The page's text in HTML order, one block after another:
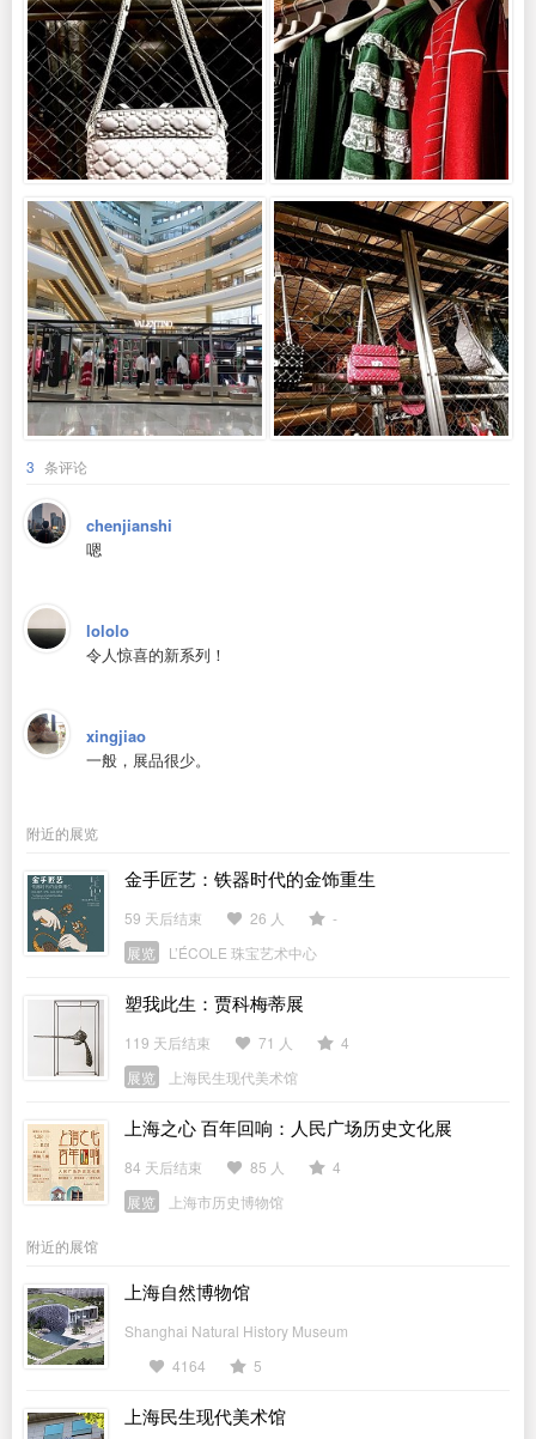
3 条评论
chenjianshi
嗯
lololo
令人惊喜的新系列！
xingjiao
一般，展品很少。
附近的展览
金手匠艺：铁器时代的金饰重生
59 天后结束 26 人
-
展览
L’ÉCOLE 珠宝艺术中心
塑我此生：贾科梅蒂展
119 天后结束 71 人
4
展览
上海民生现代美术馆
上海之心 百年回响：人民广场历史文化展
84 天后结束 85 人
4
展览
上海市历史博物馆
附近的展馆
上海自然博物馆
Shanghai Natural History Museum
4164
5
上海民生现代美术馆